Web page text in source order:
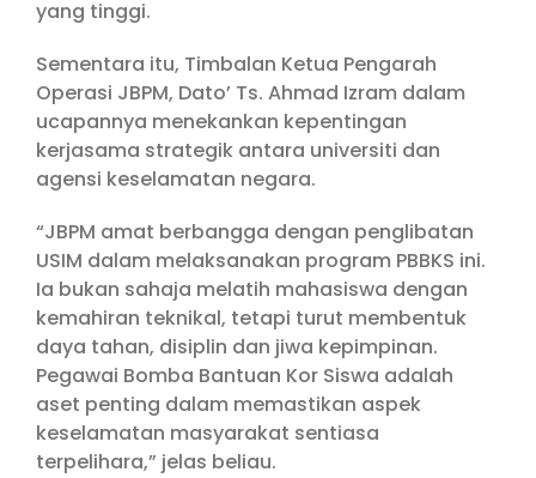
yang tinggi.
Sementara itu, Timbalan Ketua Pengarah
Operasi JBPM, Dato’ Ts. Ahmad Izram dalam
ucapannya menekankan kepentingan
kerjasama strategik antara universiti dan
agensi keselamatan negara.
“JBPM amat berbangga dengan penglibatan
USIM dalam melaksanakan program PBBKS ini.
Ia bukan sahaja melatih mahasiswa dengan
kemahiran teknikal, tetapi turut membentuk
daya tahan, disiplin dan jiwa kepimpinan.
Pegawai Bomba Bantuan Kor Siswa adalah
aset penting dalam memastikan aspek
keselamatan masyarakat sentiasa
terpelihara,” jelas beliau.